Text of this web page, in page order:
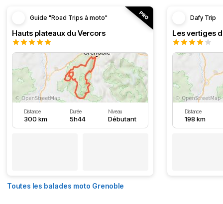
Guide "Road Trips à moto"
Hauts plateaux du Vercors
Distance
300 km
Durée
5h44
Niveau
Débutant
Dafy Trip
Les vertiges
Distance
198 km
Toutes les balades moto Grenoble